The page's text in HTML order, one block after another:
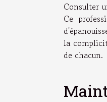
Consulter
Ce
la
de chacun.